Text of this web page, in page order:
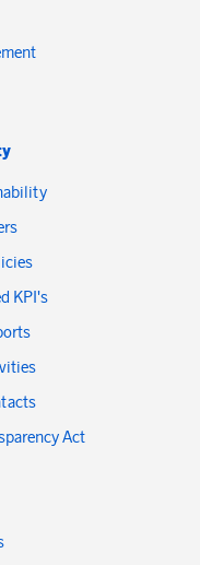
KPI's
Act